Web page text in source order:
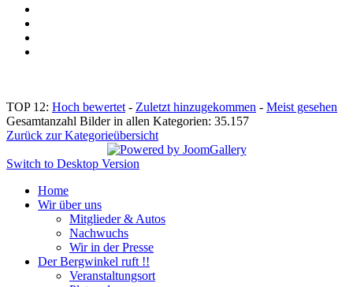
TOP 12: Hoch bewertet - Zuletzt hinzugekommen - Meist gesehen
Gesamtanzahl Bilder in allen Kategorien: 35.157
Zurück zur Kategorieübersicht
Switch to Desktop Version
Home
Wir über uns
Mitglieder & Autos
Nachwuchs
Wir in der Presse
Der Bergwinkel ruft !!
Veranstaltungsort